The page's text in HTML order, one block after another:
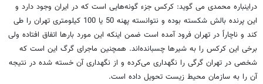
دراینباره محمدی می گوید: کرکس جزء گونه‌هایی است که در ایران وجود دارد و
این پرنده بالش شکسته بوده و نتوانسته پهنه 50 یا 100 کیلومتری تهران را طی
کند و ناچاراً در تهران فرود آمده است ضمن اینکه این مورد بارها اتفاق افتاده ولی
برخی این کرکس‌ را به شیرها چسبانده‌‌اند. همچنین ماجرای گرگ این است که
شخصی در تهران گرگی را نگهداری می‌کرده و از نگهداری آن خسته شده در نتیجه
آن را به سازمان محیط زیست تحویل داده است.